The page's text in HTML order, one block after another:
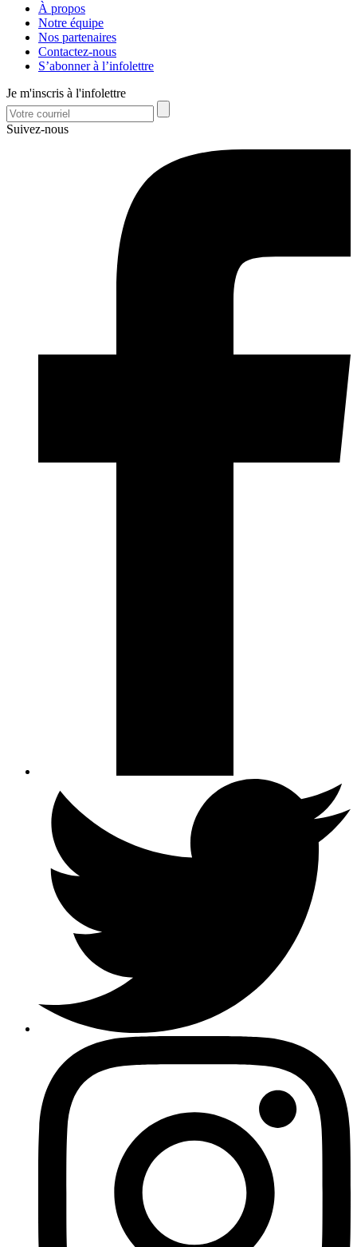
À propos
Notre équipe
Nos partenaires
Contactez-nous
S’abonner à l’infolettre
Je m'inscris à l'infolettre
Suivez-nous